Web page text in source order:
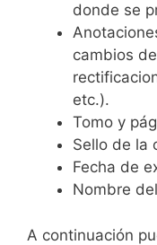
donde se
cambios
etc.).
Tomo y
Sello de la
Fecha de
Nombre
A continuación